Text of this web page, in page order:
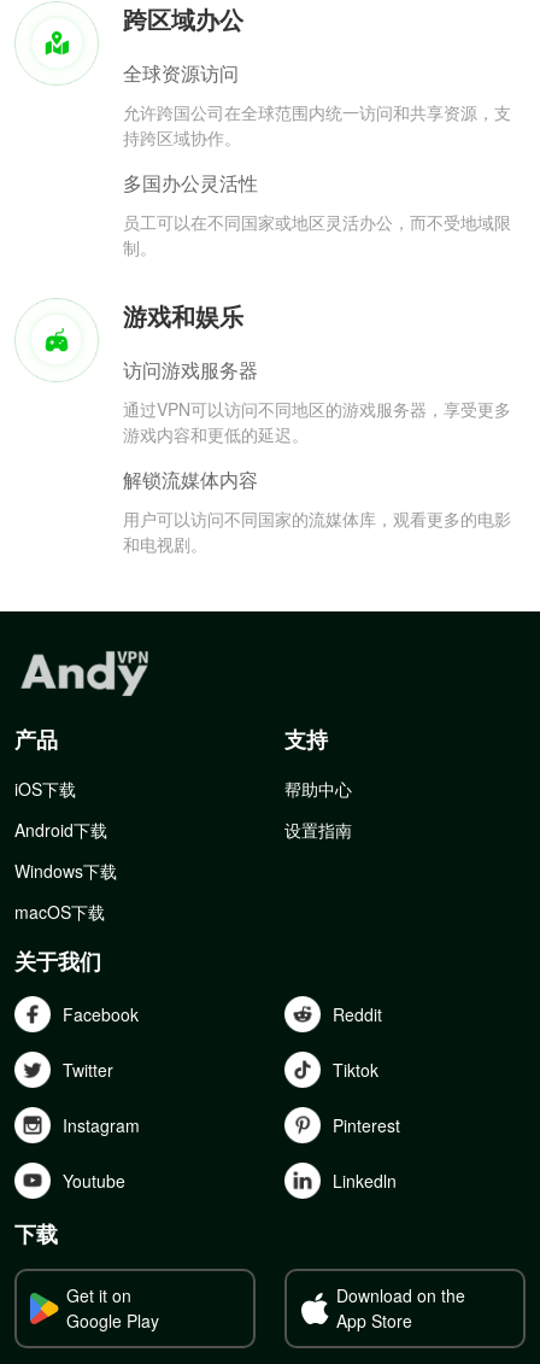
跨区域办公
全球资源访问
允许跨国公司在全球范围内统一访问和共享资源，支
持跨区域协作。
多国办公灵活性
员工可以在不同国家或地区灵活办公，而不受地域限
制。
游戏和娱乐
访问游戏服务器
通过VPN可以访问不同地区的游戏服务器，享受更多
游戏内容和更低的延迟。
解锁流媒体内容
用户可以访问不同国家的流媒体库，观看更多的电影
和电视剧。
产品
iOS下载
Android下载
Windows下载
macOS下载
支持
帮助中心
设置指南
关于我们
Facebook Reddit
Twitter Tiktok
Instagram Pinterest
Youtube Linkedln
下载
Get it on
Google Play
Download on the
App Store